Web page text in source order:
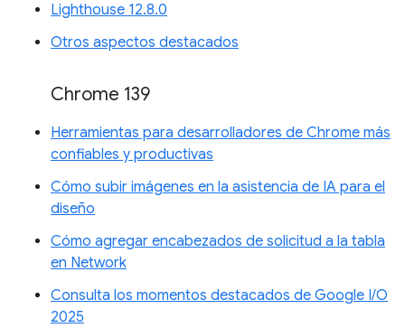
Lighthouse 12.8.0
Otros aspectos destacados
Chrome 139
Herramientas para desarrolladores de Chrome más
confiables y productivas
Cómo subir imágenes en la asistencia de IA para el
diseño
Cómo agregar encabezados de solicitud a la tabla
en Network
Consulta los momentos destacados de Google I/O
2025